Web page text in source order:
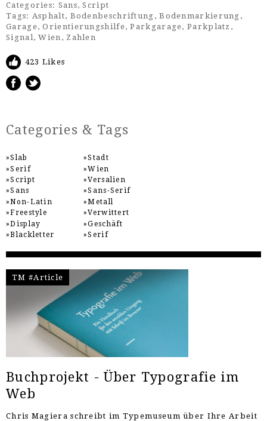
Categories: Sans,Script
Tags: Asphalt, Bodenbeschriftung ,Bodenmarkierung ,
Garage,Orientierungshilfe,Parkgarage,Parkplatz ,
Signal,Wien , Zahlen
423 Likes
Categories & Tags
Slab
Serif
Script
Sans
Non-Latin
Freestyle
Display
Blackletter
Stadt
Wien
Versalien
Sans-Serif
Metall
Verwittert
Geschäft
Serif
TM #Article
Buchprojekt - Über Typografie im
Web
Chris Magiera schreibt im Typemuseum über Ihre Arbeit